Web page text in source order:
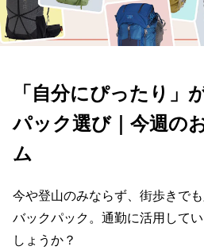
「自分にぴったり」
パック選び｜今週の
ム
今や登山のみならず、街歩きで
バックパック。通勤に活用して
しょうか？